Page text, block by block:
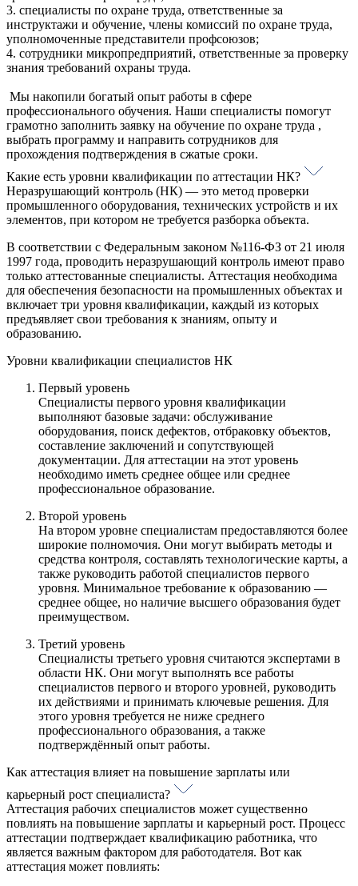
3. специалисты по охране труда, ответственные за
инструктажи и обучение, члены комиссий по охране труда,
уполномоченные представители профсоюзов;
4. сотрудники микропредприятий, ответственные за проверку
знания требований охраны труда.
Мы накопили богатый опыт работы в сфере
профессионального обучения. Наши специалисты помогут
грамотно заполнить заявку на обучение по охране труда ,
выбрать программу и направить сотрудников для
прохождения подтверждения в сжатые сроки.
Какие есть уровни квалификации по аттестации НК?
Неразрушающий контроль (НК) — это метод проверки
промышленного оборудования, технических устройств и их
элементов, при котором не требуется разборка объекта.
В соответствии с Федеральным законом №116-ФЗ от 21 июля
1997 года, проводить неразрушающий контроль имеют право
только аттестованные специалисты. Аттестация необходима
для обеспечения безопасности на промышленных объектах и
включает три уровня квалификации, каждый из которых
предъявляет свои требования к знаниям, опыту и
образованию.
Уровни квалификации специалистов НК
Первый уровень
Специалисты первого уровня квалификации
выполняют базовые задачи: обслуживание
оборудования, поиск дефектов, отбраковку объектов,
составление заключений и сопутствующей
документации. Для аттестации на этот уровень
необходимо иметь среднее общее или среднее
профессиональное образование.
Второй уровень
На втором уровне специалистам предоставляются более
широкие полномочия. Они могут выбирать методы и
средства контроля, составлять технологические карты, а
также руководить работой специалистов первого
уровня. Минимальное требование к образованию —
среднее общее, но наличие высшего образования будет
преимуществом.
Третий уровень
Специалисты третьего уровня считаются экспертами в
области НК. Они могут выполнять все работы
специалистов первого и второго уровней, руководить
их действиями и принимать ключевые решения. Для
этого уровня требуется не ниже среднего
профессионального образования, а также
подтверждённый опыт работы.
Как аттестация влияет на повышение зарплаты или
карьерный рост специалиста?
Аттестация рабочих специалистов может существенно
повлиять на повышение зарплаты и карьерный рост. Процесс
аттестации подтверждает квалификацию работника, что
является важным фактором для работодателя. Вот как
аттестация может повлиять: